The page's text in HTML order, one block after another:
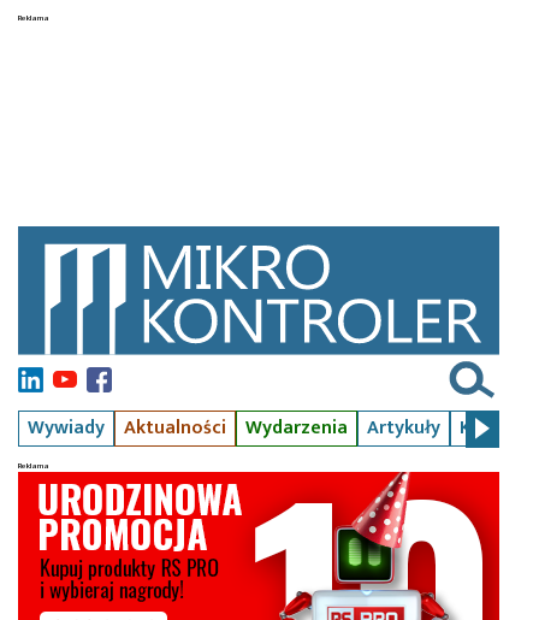
Wywiady Aktualności Wydarzenia Artykuły Kursy